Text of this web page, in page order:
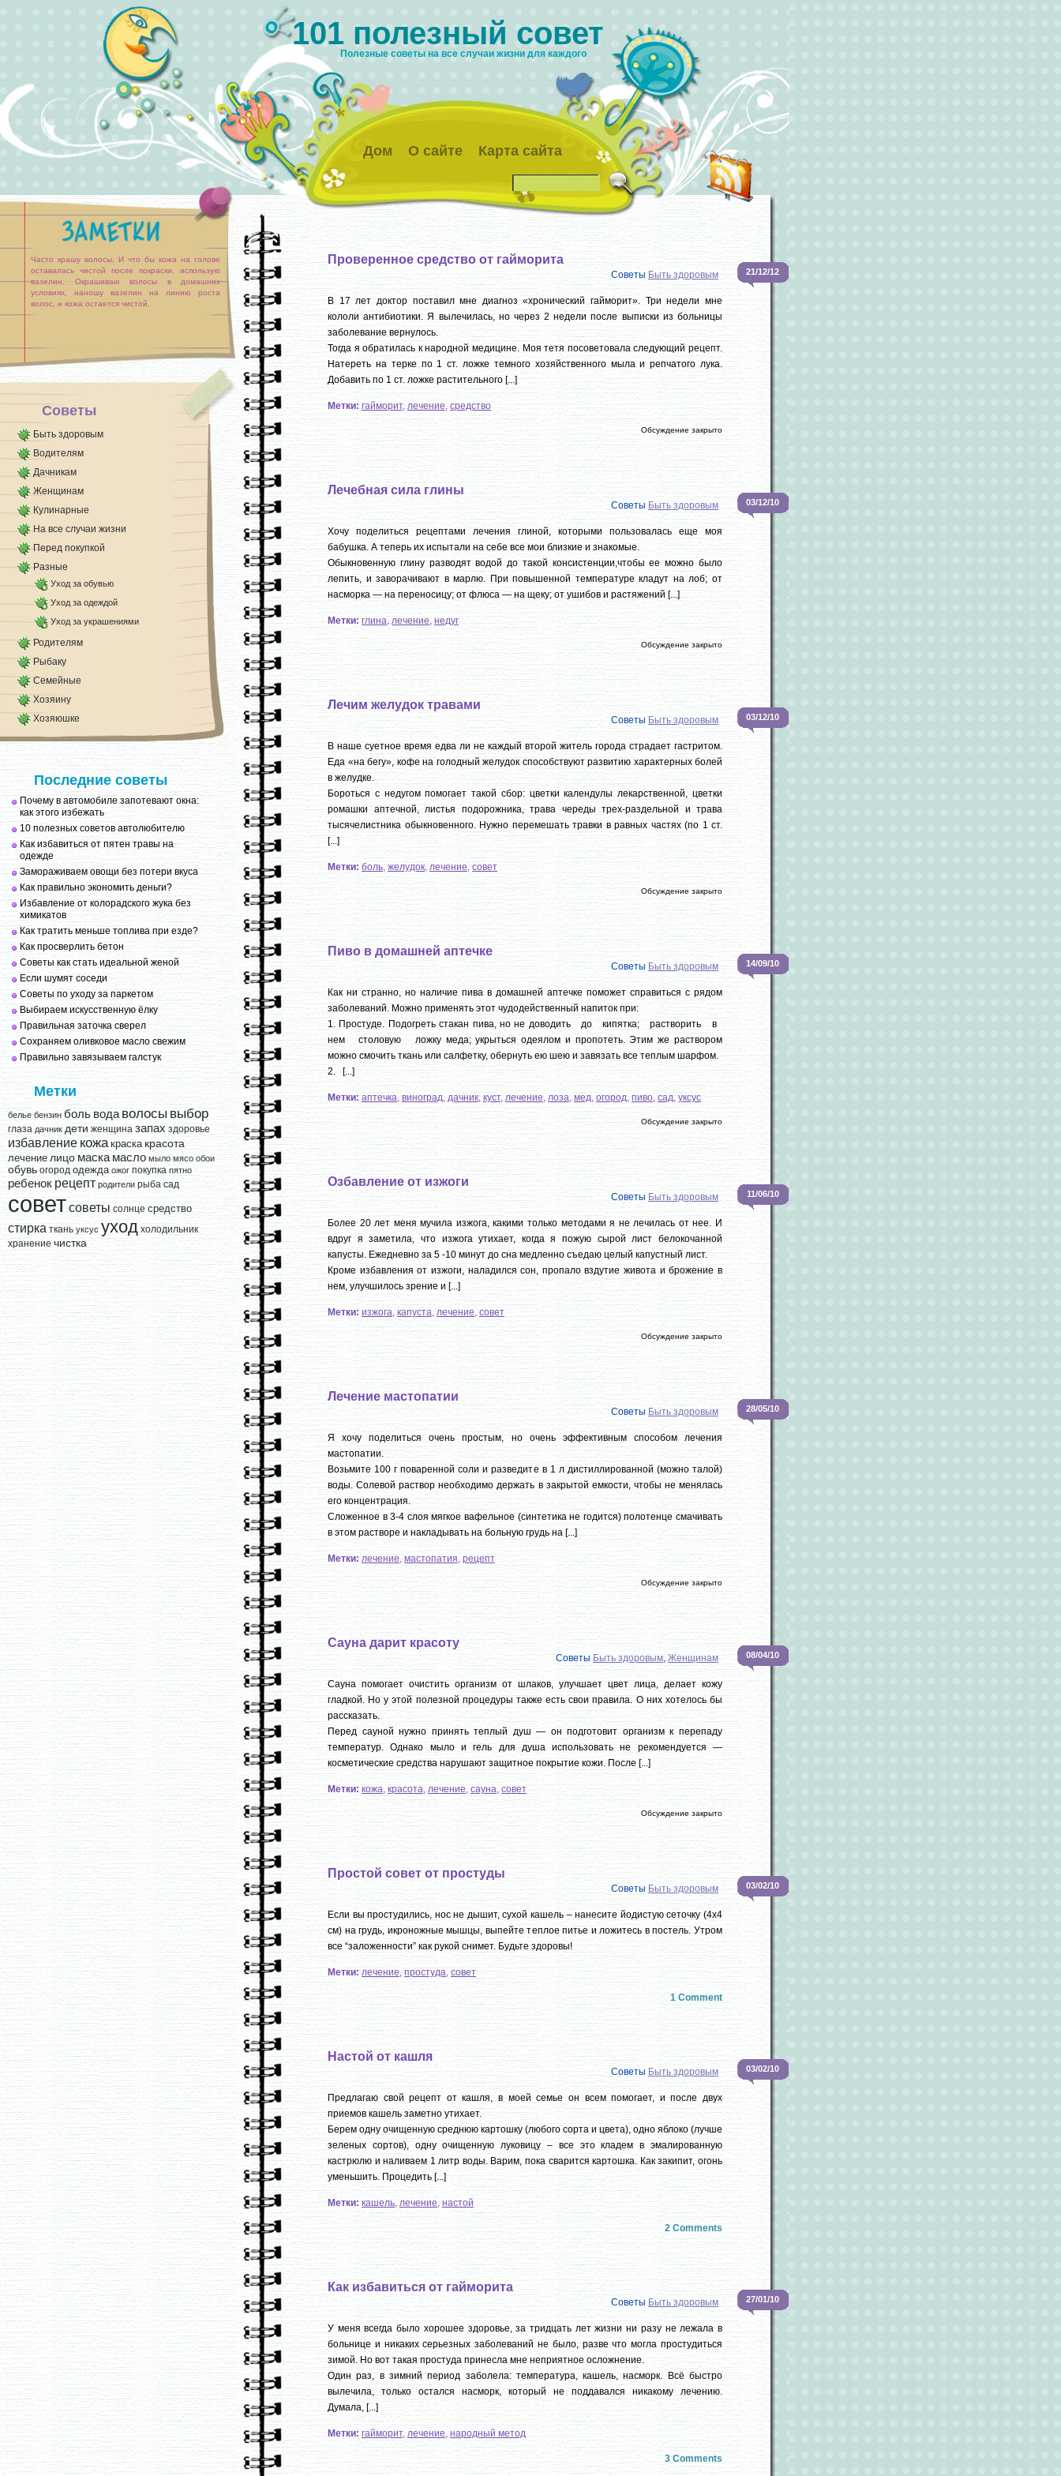
101 полезный совет
Полезные советы на все случаи жизни для каждого
Дом О сайте Карта сайта
Часто крашу волосы. И что бы кожа на голове
оставалась чистой после покраски, использую
вазелин. Окрашиваю волосы в домашних
условиях, наношу вазелин на линию роста
волос, и кожа остается чистой.
Советы
Быть здоровым
Водителям
Дачникам
Женщинам
Кулинарные
На все случаи жизни
Перед покупкой
Разные
Уход за обувью
Уход за одеждой
Уход за украшениями
Родителям
Рыбаку
Семейные
Хозяину
Хозяюшке
Последние советы
Почему в автомобиле запотевают окна:
как этого избежать
10 полезных советов автолюбителю
Как избавиться от пятен травы на
одежде
Замораживаем овощи без потери вкуса
Как правильно экономить деньги?
Избавление от колорадского жука без
химикатов
Как тратить меньше топлива при езде?
Как просверлить бетон
Советы как стать идеальной женой
Если шумят соседи
Советы по уходу за паркетом
Выбираем искусственную ёлку
Правильная заточка сверел
Сохраняем оливковое масло свежим
Правильно завязываем галстук
Метки
белье бензин боль вода волосы выбор
глаза дачник дети женщина запах здоровье
избавление кожа краска красота
лечение лицо маска масло мыло мясо обои
обувь огород одежда ожог покупка пятно
ребенок рецепт родители рыба сад
советсоветы солнце средство
стирка ткань уксус уход холодильник
хранение чистка
Проверенное средство от гайморита
Советы Быть здоровым 21/12/12
В 17 лет доктор поставил мне диагноз «хронический гайморит». Три недели мне
кололи антибиотики. Я вылечилась, но через 2 недели после выписки из больницы
заболевание вернулось.
Тогда я обратилась к народной медицине. Моя тетя посоветовала следующий рецепт.
Натереть на терке по 1 ст. ложке темного хозяйственного мыла и репчатого лука.
Добавить по 1 ст. ложке растительного [...]
Метки: гайморит, лечение,средство
Обсуждение закрыто
Лечебная сила глины
Советы Быть здоровым 03/12/10
Хочу поделиться рецептами лечения глиной, которыми пользовалась еще моя
бабушка. А теперь их испытали на себе все мои близкие и знакомые.
Обыкновенную глину разводят водой до такой консистенции,чтобы ее можно было
лепить, и заворачивают в марлю. При повышенной температуре кладут на лоб; от
насморка — на переносицу; от флюса — на щеку; от ушибов и растяжений [...]
Метки: глина, лечение, недуг
Обсуждение закрыто
Лечим желудок травами
Советы Быть здоровым 03/12/10
В наше суетное время едва ли не каждый второй житель города страдает гастритом.
Еда «на бегу», кофе на голодный желудок способствуют развитию характерных болей
в желудке.
Бороться с недугом помогает такой сбор: цветки календулы лекарственной, цветки
ромашки аптечной, листья подорожника, трава череды трех-раздельной и трава
тысячелистника обыкновенного. Нужно перемешать травки в равных частях (по 1 ст.
[...]
Метки: боль, желудок, лечение, совет
Обсуждение закрыто
Пиво в домашней аптечке
Советы Быть здоровым 14/09/10
Как ни странно, но наличие пива в домашней аптечке поможет справиться с рядом
заболеваний. Можно применять этот чудодейственный напиток при:
1. Простуде. Подогреть стакан пива, но не доводить до кипятка; растворить в
нем столовую ложку меда; укрыться одеялом и пропотеть. Этим же раствором
можно смочить ткань или салфетку, обернуть ею шею и завязать все теплым шарфом.
2. [...]
Метки: аптечка, виноград, дачник, куст, лечение, лоза, мед, огород, пиво, сад, уксус
Обсуждение закрыто
Озбавление от изжоги
Советы Быть здоровым 11/06/10
Более 20 лет меня мучила изжога, какими только методами я не лечилась от нее. И
вдруг я заметила, что изжога утихает, когда я пожую сырой лист белокочанной
капусты. Ежедневно за 5 -10 минут до сна медленно съедаю целый капустный лист.
Кроме избавления от изжоги, наладился сон, пропало вздутие живота и брожение в
нем, улучшилось зрение и [...]
Метки: изжога, капуста,лечение, совет
Обсуждение закрыто
Лечение мастопатии
Советы Быть здоровым 28/05/10
Я хочу поделиться очень простым, но очень эффективным способом лечения
мастопатии.
Возьмите 100 г поваренной соли и разведите в 1 л дистиллированной (можно талой)
воды. Солевой раствор необходимо держать в закрытой емкости, чтобы не менялась
его концентрация.
Сложенное в 3-4 слоя мягкое вафельное (синтетика не годится) полотенце смачивать
в этом растворе и накладывать на больную грудь на [...]
Метки: лечение, мастопатия, рецепт
Обсуждение закрыто
Сауна дарит красоту
Советы Быть здоровым, Женщинам 08/04/10
Сауна помогает очистить организм от шлаков, улучшает цвет лица, делает кожу
гладкой. Но у этой полезной процедуры также есть свои правила. О них хотелось бы
рассказать.
Перед сауной нужно принять теплый душ — он подготовит организм к перепаду
температур. Однако мыло и гель для душа использовать не рекомендуется —
косметические средства нарушают защитное покрытие кожи. После [...]
Метки: кожа, красота, лечение, сауна, совет
Обсуждение закрыто
Простой совет от простуды
Советы Быть здоровым 03/02/10
Если вы простудились, нос не дышит, сухой кашель – нанесите йодистую сеточку (4х4
см) на грудь, икроножные мышцы, выпейте теплое питье и ложитесь в постель. Утром
все “заложенности” как рукой снимет. Будьте здоровы!
Метки: лечение, простуда, совет
1 Comment
Настой от кашля
Советы Быть здоровым 03/02/10
Предлагаю свой рецепт от кашля, в моей семье он всем помогает, и после двух
приемов кашель заметно утихает.
Берем одну очищенную среднюю картошку (любого сорта и цвета), одно яблоко (лучше
зеленых сортов), одну очищенную луковицу – все это кладем в эмалированную
кастрюлю и наливаем 1 литр воды. Варим, пока сварится картошка. Как закипит, огонь
уменьшить. Процедить [...]
Метки: кашель, лечение, настой
2 Comments
Как избавиться от гайморита
Советы Быть здоровым 27/01/10
У меня всегда было хорошее здоровье, за тридцать лет жизни ни разу не лежала в
больнице и никаких серьезных заболеваний не было, разве что могла простудиться
зимой. Но вот такая простуда принесла мне неприятное осложнение.
Один раз, в зимний период заболела: температура, кашель, насморк. Всё быстро
вылечила, только остался насморк, который не поддавался никакому лечению.
Думала, [...]
Метки: гайморит, лечение,народный метод
3 Comments